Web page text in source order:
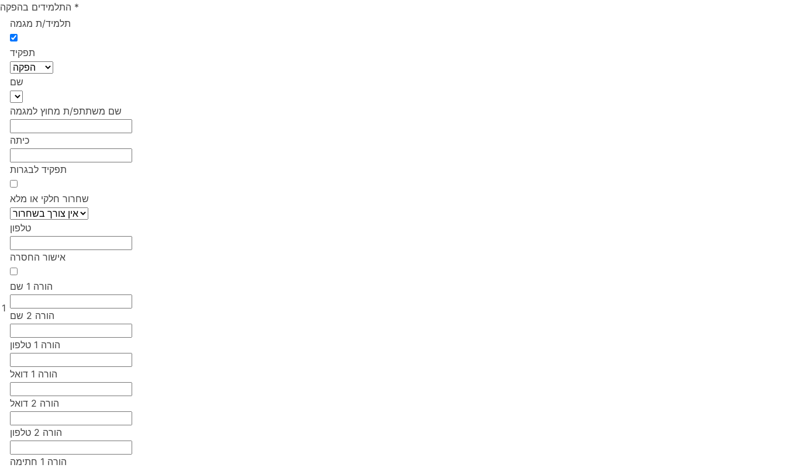
*
1
תלמיד/ת מגמה
תפקיד
שם
שם משתתפ/ת מחוץ למגמה
כיתה
תפקיד לבגרות
שחרור חלקי או מלא
טלפון
אישור החסרה
הורה 1 שם
הורה 2 שם
הורה 1 טלפון
הורה 1 דואל
הורה 2 דואל
הורה 2 טלפון
הורה 1 חתימה